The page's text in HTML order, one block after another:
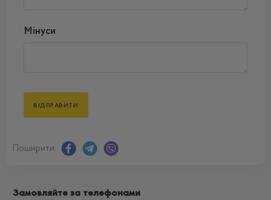
Мінуси
Поширити:
Замовляйте за телефонами